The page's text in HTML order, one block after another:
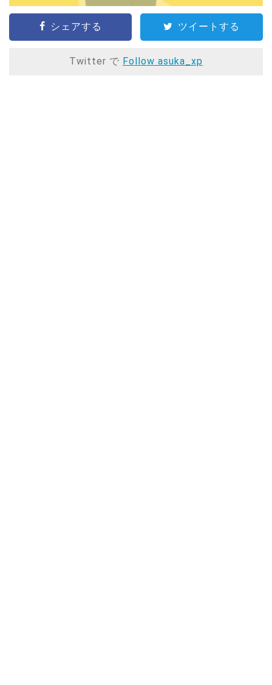
シェアする ツイートする
Twitter で Follow asuka_xp